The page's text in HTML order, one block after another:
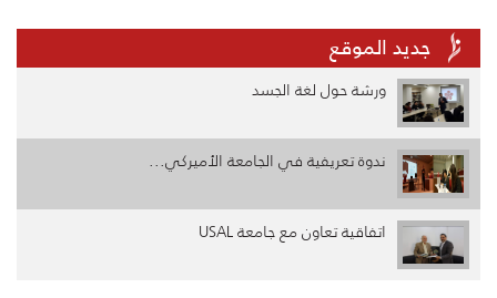
جديد الموقع
ورشة حول لغة الجسد
ندوة تعريفية في الجامعة الأميركي...
اتفاقية تعاون مع جامعة USAL